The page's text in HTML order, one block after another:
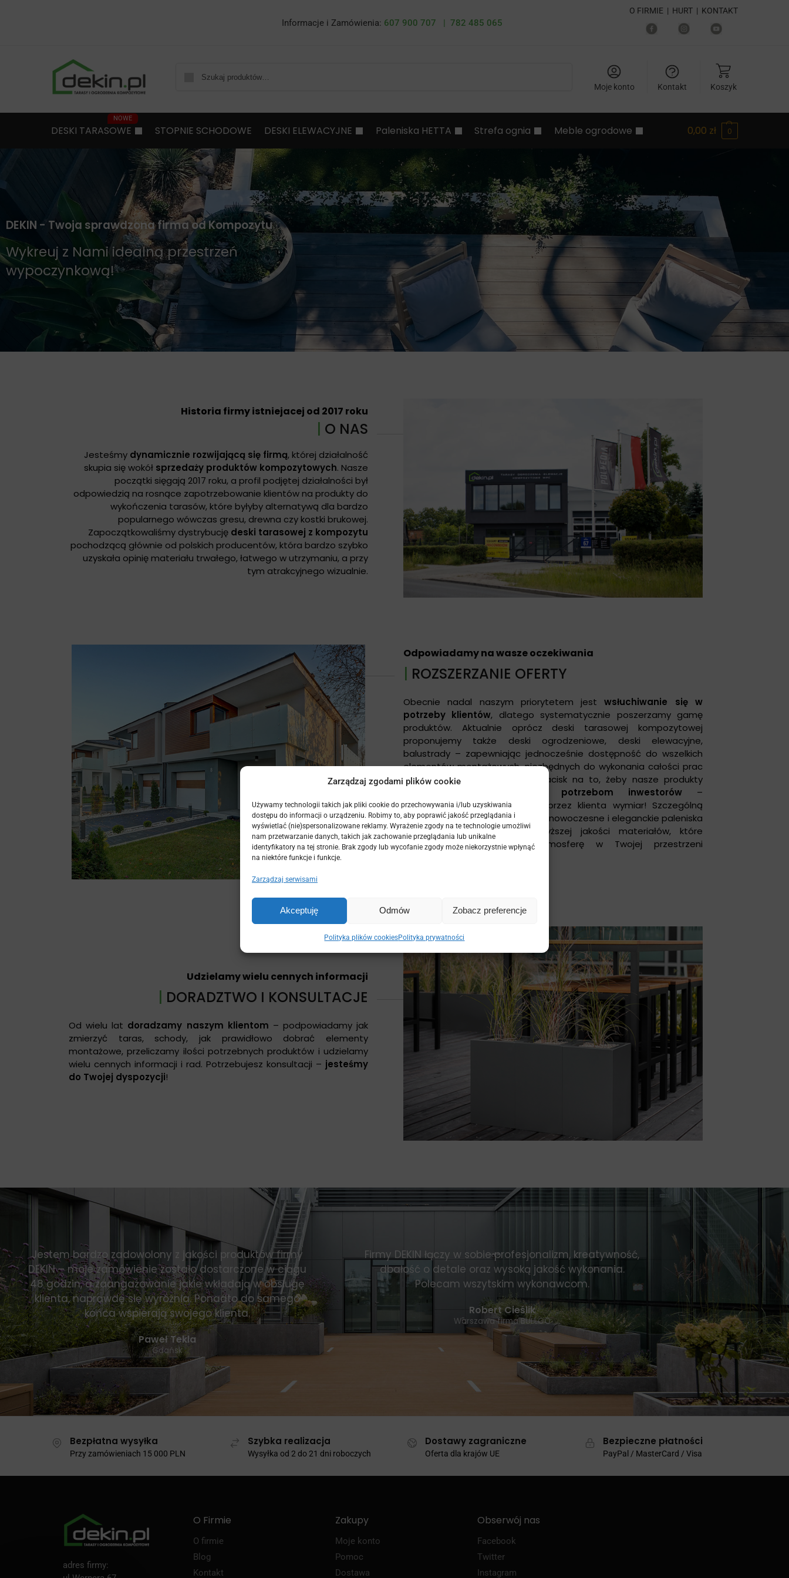
Zarządzaj zgodami plików cookie
Używamy technologii takich jak pliki cookie do przechowywania i/lub uzyskiwania
dostępu do informacji o urządzeniu. Robimy to, aby poprawić jakość przeglądania i
wyświetlać (nie)spersonalizowane reklamy. Wyrażenie zgody na te technologie umożliwi
nam przetwarzanie danych, takich jak zachowanie przeglądania lub unikalne
identyfikatory na tej stronie. Brak zgody lub wycofanie zgody może niekorzystnie wpłynąć
na niektóre funkcje i funkcje.
Zarządzaj serwisami
Akceptuję Odmów Zobacz preferencje
Polityka plików cookiesPolityka prywatności
Informacje i Zamówienia: 607 900 707 | 782 485 065
O FIRMIE | HURT | KONTAKT
Moje konto Kontakt Koszyk
DESKI TARASOWE STOPNIE SCHODOWE DESKI ELEWACYJNE Paleniska HETTA Strefa ognia Meble ogrodowe 0,00 zł 0
DEKIN - Twoja sprawdzona firma od Kompozytu
Wykreuj z Nami idealną przestrzeń
wypoczynkową!
Historia firmy istniejacej od 2017 roku
O NAS
Jesteśmy dynamicznie rozwijającą się firmą, której działalność
skupia się wokół sprzedaży produktów kompozytowych. Nasze
początki sięgają 2017 roku, a profil podjętej działalności był
odpowiedzią na rosnące zapotrzebowanie klientów na produkty do
wykończenia tarasów, które byłyby alternatywą dla bardzo
popularnego wówczas gresu, drewna czy kostki brukowej.
Zapoczątkowaliśmy dystrybucję deski tarasowej z kompozytu
pochodzącą głównie od polskich producentów, która bardzo szybko
uzyskała opinię materiału trwałego, łatwego w utrzymaniu, a przy
tym atrakcyjnego wizualnie.
Odpowiadamy na wasze oczekiwania
| ROZSZERZANIE OFERTY
Obecnie nadal naszym priorytetem jestwsłuchiwanie się w
potrzeby klientów, dlatego systematycznie poszerzamy gamę
produktów. Aktualnie oprócz deski tarasowej kompozytowej
proponujemy także deski ogrodzeniowe, deski elewacyjne,
balustrady – zapewniając jednocześnie dostępność do wszelkich
elementów montażowych, niezbędnych do wykonania całości prac
wykończeniowych. Kładziemy nacisk na to, żeby nasze produkty
indywidualnym potrzebom inwestorów –
wykonujemy deski na podany przez klienta wymiar! Szczególną
pozycją w naszej ofercie są ultra nowoczesne i eleganckie paleniska
ogrodowe, wykonane z najwyższej jakości materiałów, które
zapewnią niepowtarzalną atmosferę w Twojej przestrzeni
Udzielamy wielu cennych informacji
| DORADZTWO I KONSULTACJE
Od wielu lat doradzamy naszym klientom – podpowiadamy jak
zmierzyć taras, schody, jak prawidłowo dobrać elementy
montażowe, przeliczamy ilości potrzebnych produktów i udzielamy
wielu cennych informacji i rad. Potrzebujesz konsultacji – jesteśmy
do Twojej dyspozycji!
Jestem bardzo zadowolony z jakości produktów firmy
DEKIN – moje zamówienie zostało dostarczone w ciągu
48 godzin, a zaangażowanie jakie wkładają w obsługę
klienta, naprawdę się wyróżnia. Ponadto do samego
końca wspierają swojego klienta.
Paweł Tekla
Gdańsk
Firmy DEKIN łączy w sobie profesjonalizm, kreatywność,
dbałość o detale oraz wysoką jakość wykonania.
Polecam wszytskim wykonawcom.
Robert Cieślik
Warszawa firma BULLGO
Bezpłatna wysyłka
Przy zamówieniach 15 000 PLN
Szybka realizacja
Wysyłka od 2 do 21 dni roboczych
Dostawy zagraniczne
Oferta dla krajów UE
Bezpieczne płatności
PayPal / MasterCard / Visa
adres firmy:
O Firmie
O firmie
Blog
Kontakt
Zakupy
Moje konto
Pomoc
Dostawa
Obserwój nas
Facebook
Twitter
Instagram